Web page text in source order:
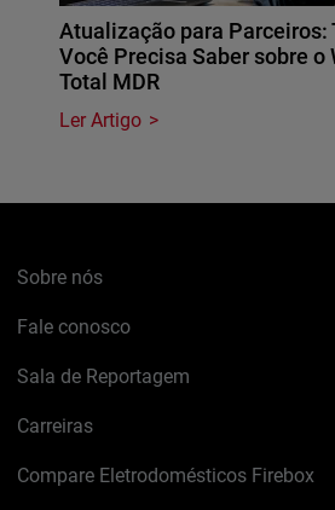
Atualização para Parceiros:
Você Precisa Saber sobre o
Total MDR
Ler Artigo
Sobre nós
Fale conosco
Sala de Reportagem
Carreiras
Compare Eletrodomésticos Firebox